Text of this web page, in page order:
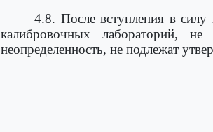
4.8. После вступления в силу
калибровочных лабораторий,
неопределенность, не подлежат